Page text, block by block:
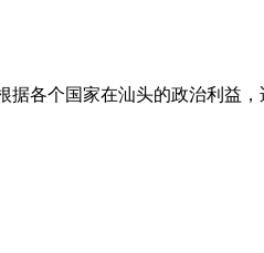
各个国家在汕头的政治利益，